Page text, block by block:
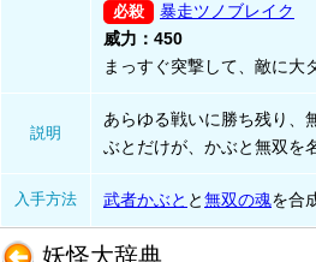
暴走ツノブレイク
威力：450
まっすぐ突撃して、敵に大
説明
あらゆる戦いに勝ち残り、
ぶとだけが、かぶと無双を
入手方法 武者かぶと と無双の魂を合
妖怪大辞典